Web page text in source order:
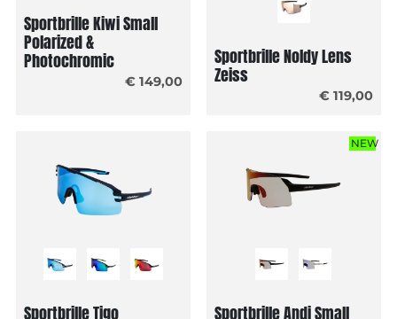
Sportbrille Kiwi Small
Polarized &
Photochromic
€ 149,00
Sportbrille Noldy Lens
Zeiss
€ 119,00
Sportbrille Tigo
NEW
Sportbrille Andi Small